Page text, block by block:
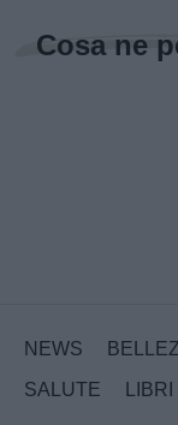
Cosa ne
NEWS
SALUTE
LIBRI